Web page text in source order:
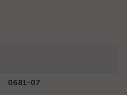
0681-07